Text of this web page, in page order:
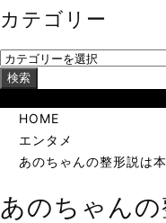
カテゴリー
検索
HOME
エンタメ
あのちゃんの整形説は
あのちゃんの